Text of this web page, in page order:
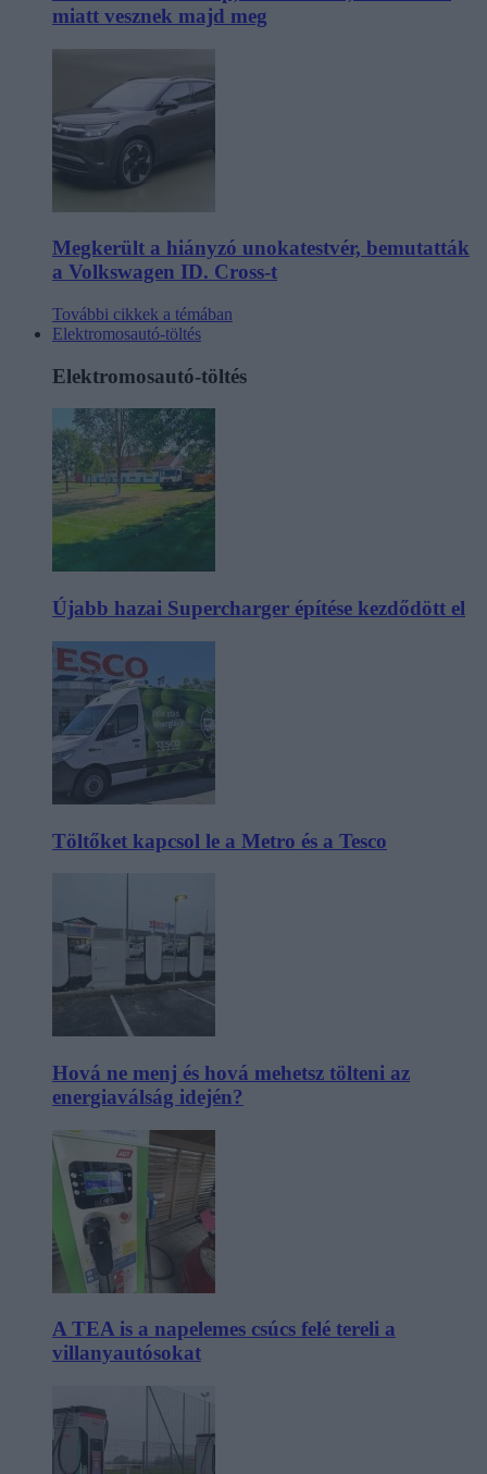
miatt vesznek majd meg
Megkerült a hiányzó unokatestvér, bemutatták
a Volkswagen ID. Cross-t
További cikkek a témában
Elektromosautó-töltés
Elektromosautó-töltés
Újabb hazai Supercharger építése kezdődött el
Töltőket kapcsol le a Metro és a Tesco
Hová ne menj és hová mehetsz tölteni az
energiaválság idején?
A TEA is a napelemes csúcs felé tereli a
villanyautósokat